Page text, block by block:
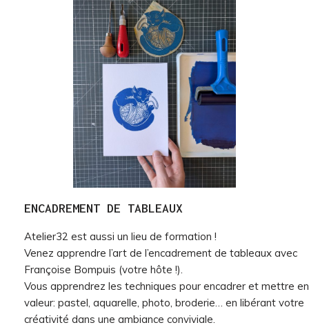
ENCADREMENT DE TABLEAUX
Atelier32 est aussi un lieu de formation !
Venez apprendre l’art de l’encadrement de tableaux avec
Françoise Bompuis (votre hôte !).
Vous apprendrez les techniques pour encadrer et mettre en
valeur: pastel, aquarelle, photo, broderie… en libérant votre
créativité dans une ambiance conviviale.